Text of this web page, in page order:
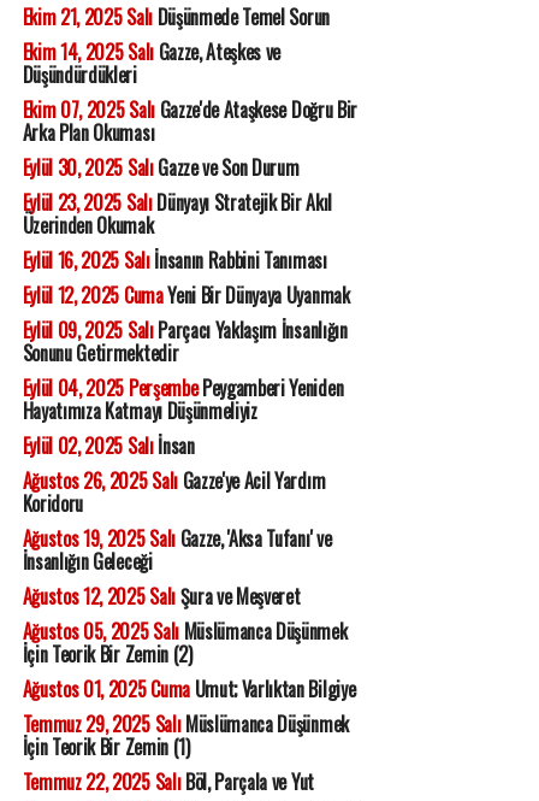
Ekim 21, 2025 SalıDüşünmede Temel Sorun
Ekim 14, 2025 SalıGazze, Ateşkes ve
Düşündürdükleri
Ekim 07, 2025 SalıGazze'de Ataşkese Doğru Bir
Arka Plan Okuması
Eylül 30, 2025 SalıGazze ve Son Durum
Eylül 23, 2025 SalıDünyayı Stratejik Bir Akıl
Üzerinden Okumak
Eylül 16, 2025 Salıİnsanın Rabbini Tanıması
Eylül 12, 2025 CumaYeni Bir Dünyaya Uyanmak
Eylül 09, 2025 SalıParçacı Yaklaşım İnsanlığın
Sonunu Getirmektedir
Eylül 04, 2025 PerşembePeygamberi Yeniden
Hayatımıza Katmayı Düşünmeliyiz
Eylül 02, 2025 Salıİnsan
Ağustos 26, 2025 SalıGazze'ye Acil Yardım
Koridoru
Ağustos 19, 2025 SalıGazze, 'Aksa Tufanı' ve
İnsanlığın Geleceği
Ağustos 12, 2025 SalıŞura ve Meşveret
Ağustos 05, 2025 SalıMüslümanca Düşünmek
İçin Teorik Bir Zemin (2)
Ağustos 01, 2025 CumaUmut; Varlıktan Bilgiye
Temmuz 29, 2025 SalıMüslümanca Düşünmek
İçin Teorik Bir Zemin (1)
Temmuz 22, 2025 SalıBöl, Parçala ve Yut